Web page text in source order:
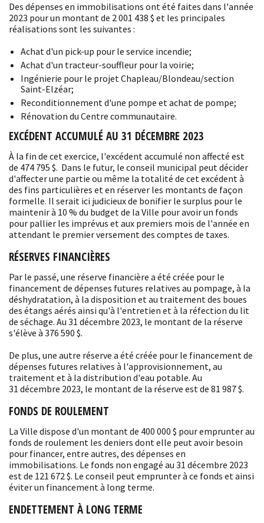
Des dépenses en immobilisations ont été faites dans l'année
2023 pour un montant de 2 001 438 $ et les principales
réalisations sont les suivantes :
Achat d'un pick-up pour le service incendie;
Achat d'un tracteur-souffleur pour la voirie;
Ingénierie pour le projet Chapleau/Blondeau/section
Saint-Elzéar;
Reconditionnement d'une pompe et achat de pompe;
Rénovation du Centre communautaire.
EXCÉDENT ACCUMULÉ AU 31 DÉCEMBRE 2023
À la fin de cet exercice, l'excédent accumulé non affecté est
de 474 795 $. Dans le futur, le conseil municipal peut décider
d'affecter une partie ou même la totalité de cet excédent à
des fins particulières et en réserver les montants de façon
formelle. Il serait ici judicieux de bonifier le surplus pour le
maintenir à 10 % du budget de la Ville pour avoir un fonds
pour pallier les imprévus et aux premiers mois de l'année en
attendant le premier versement des comptes de taxes.
RÉSERVES FINANCIÈRES
Par le passé, une réserve financière a été créée pour le
financement de dépenses futures relatives au pompage, à la
déshydratation, à la disposition et au traitement des boues
des étangs aérés ainsi qu'à l'entretien et à la réfection du lit
de séchage. Au 31 décembre 2023, le montant de la réserve
s'élève à 376 590 $.
De plus, une autre réserve a été créée pour le financement de
dépenses futures relatives à l'approvisionnement, au
traitement et à la distribution d'eau potable. Au
31 décembre 2023, le montant de la réserve est de 81 987 $.
FONDS DE ROULEMENT
La Ville dispose d'un montant de 400 000 $ pour emprunter au
fonds de roulement les deniers dont elle peut avoir besoin
pour financer, entre autres, des dépenses en
immobilisations. Le fonds non engagé au 31 décembre 2023
est de 121 672 $. Le conseil peut emprunter à ce fonds et ainsi
éviter un financement à long terme.
ENDETTEMENT À LONG TERME